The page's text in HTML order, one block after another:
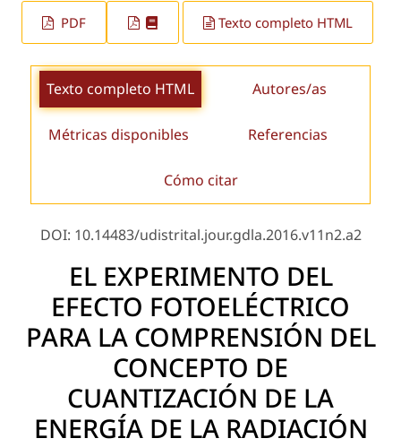
PDF Texto completo HTML
Texto completo HTML Autores/as
Métricas disponibles Referencias
Cómo citar
DOI: 10.14483/udistrital.jour.gdla.2016.v11n2.a2
EL EXPERIMENTO DEL
EFECTO FOTOELÉCTRICO
PARA LA COMPRENSIÓN DEL
CONCEPTO DE
CUANTIZACIÓN DE LA
ENERGÍA DE LA RADIACIÓN